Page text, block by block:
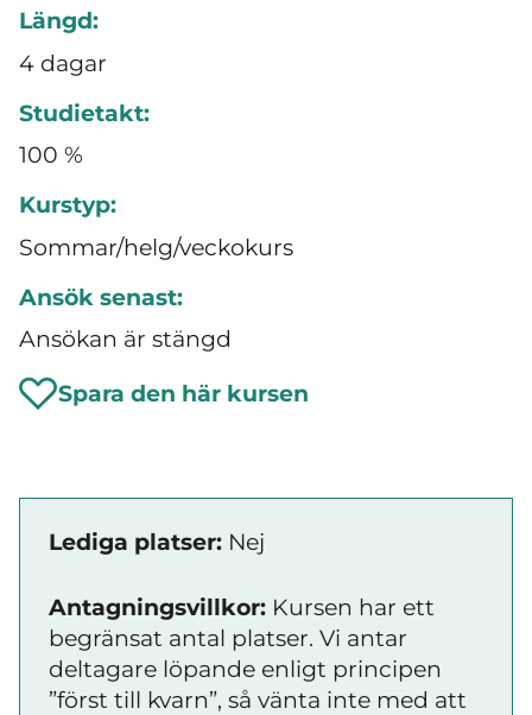
Längd:
4 dagar
Studietakt:
100 %
Kurstyp:
Sommar/helg/veckokurs
Ansök senast:
Ansökan är stängd
Spara den här kursen
Lediga platser: Nej
Antagningsvillkor: Kursen har ett
begränsat antal platser. Vi antar
deltagare löpande enligt principen
”först till kvarn”, så vänta inte med att